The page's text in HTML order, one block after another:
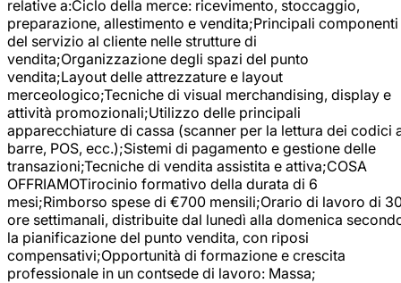
relative a:Ciclo della merce: ricevimento, stoccaggio,
preparazione, allestimento e vendita;Principali componenti
del servizio al cliente nelle strutture di
vendita;Organizzazione degli spazi del punto
vendita;Layout delle attrezzature e layout
merceologico;Tecniche di visual merchandising, display e
attività promozionali;Utilizzo delle principali
apparecchiature di cassa (scanner per la lettura dei codici
barre, POS, ecc.);Sistemi di pagamento e gestione delle
transazioni;Tecniche di vendita assistita e attiva;COSA
OFFRIAMOTirocinio formativo della durata di 6
mesi;Rimborso spese di €700 mensili;Orario di lavoro di
ore settimanali, distribuite dal lunedì alla domenica
la pianificazione del punto vendita, con riposi
compensativi;Opportunità di formazione e crescita
professionale in un contsede di lavoro: Massa;